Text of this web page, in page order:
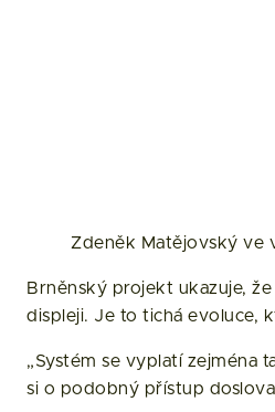
Zdeněk Matějovský ve
Brněnský projekt ukazuje,
displeji. Je to tichá evoluce,
„Systém se vyplatí zejména
si o podobný přístup